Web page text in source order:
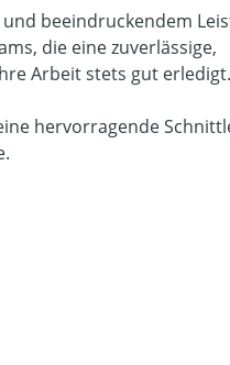
beeindruckendem
die eine zuverlässige,
Arbeit stets gut erledigt.
hervorragende